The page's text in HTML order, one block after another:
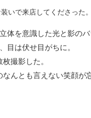
いで来店してくださった。
を意識した光と影のバ
目は伏せ目がちに。
撮影した。
んとも言えない笑顔が